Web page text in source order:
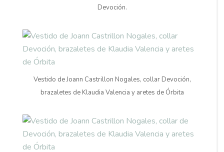
Devoción.
Vestido de Joann Castrillon Nogales, collar Devoción,
brazaletes de Klaudia Valencia y aretes de Órbita